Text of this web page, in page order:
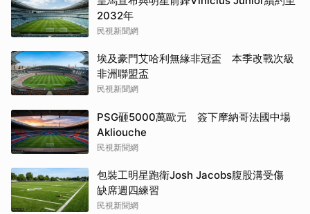
2032年
民視新聞網
埃及豪門艾哈利無緣非冠盃 本季改戰次級
非洲聯盟盃
民視新聞網
PSG砸5000萬歐元 簽下摩納哥法國中場
Akliouche
民視新聞網
包裝工明星跑衛Josh Jacobs腹股溝受傷
缺席週四練習
民視新聞網